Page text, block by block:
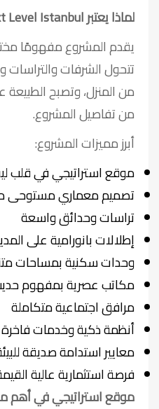
لماذا يعتبر Next Level Istanbul مشروعًا استثنائيًا؟
يقدم المشروع مفهومًا
تتحول الشرفات
من المنزل، وتصبح
من تفاصيل المشروع.
أبرز مميزات المشروع:
موقع استراتيجي في قلب
تصميم معماري مستوحى
تراسات وحدائق واسعة
إطلالات بانورامية على
وحدات سكنية بمساحات
مكاتب عصرية بمفهوم
مرافق اجتماعية متكاملة
أنظمة ذكية وخدمات فاخرة
معايير استدامة صديقة
فرصة استثمارية عالية
موقع استراتيجي في أهم